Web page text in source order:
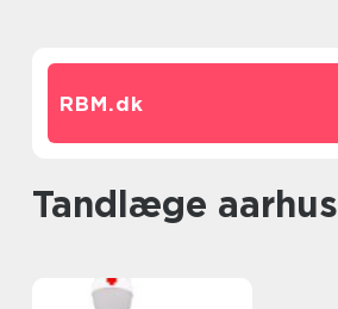
RBM.dk
tandlæge aarhus